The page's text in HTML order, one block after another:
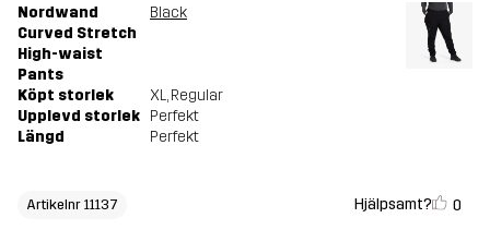
Nordwand
Curved Stretch
High-waist
Pants
Black
Köpt storlek XL, Regular
Upplevd storlek Perfekt
Längd
Perfekt
Artikelnr 11137 Hjälpsamt? 0